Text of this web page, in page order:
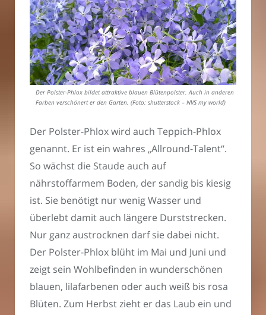
Der Polster-Phlox bildet attraktive blauen Blütenpolster. Auch in anderen
Farben verschönert er den Garten. (Foto: shutterstock – NVS my world)
Der Polster-Phlox wird auch Teppich-Phlox
genannt. Er ist ein wahres „Allround-Talent“.
So wächst die Staude auch auf
nährstoffarmem Boden, der sandig bis kiesig
ist. Sie benötigt nur wenig Wasser und
überlebt damit auch längere Durststrecken.
Nur ganz austrocknen darf sie dabei nicht.
Der Polster-Phlox blüht im Mai und Juni und
zeigt sein Wohlbefinden in wunderschönen
blauen, lilafarbenen oder auch weiß bis rosa
Blüten. Zum Herbst zieht er das Laub ein und